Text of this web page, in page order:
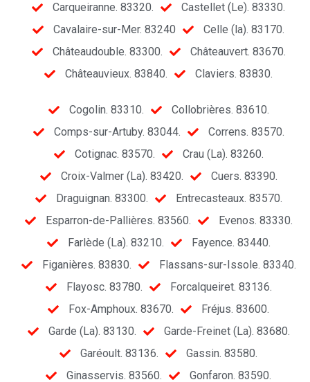
Carqueiranne. 83320.
Castellet (Le). 83330.
Cavalaire-sur-Mer. 83240
Celle (la). 83170.
Châteaudouble. 83300.
Châteauvert. 83670.
Châteauvieux. 83840.
Claviers. 83830.
Cogolin. 83310.
Collobrières. 83610.
Comps-sur-Artuby. 83044.
Correns. 83570.
Cotignac. 83570.
Crau (La). 83260.
Croix-Valmer (La). 83420.
Cuers. 83390.
Draguignan. 83300.
Entrecasteaux. 83570.
Esparron-de-Pallières. 83560.
Evenos. 83330.
Farlède (La). 83210.
Fayence. 83440.
Figanières. 83830.
Flassans-sur-Issole. 83340.
Flayosc. 83780.
Forcalqueiret. 83136.
Fox-Amphoux. 83670.
Fréjus. 83600.
Garde (La). 83130.
Garde-Freinet (La). 83680.
Garéoult. 83136.
Gassin. 83580.
Ginasservis. 83560.
Gonfaron. 83590.